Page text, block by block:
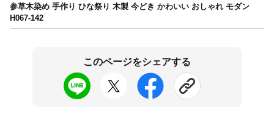
参草木染め 手作り ひな祭り 木製 今どき かわいい おしゃれ モダン
H067-142
このページをシェアする